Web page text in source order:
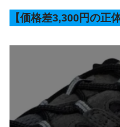
【価格差3,300円の正